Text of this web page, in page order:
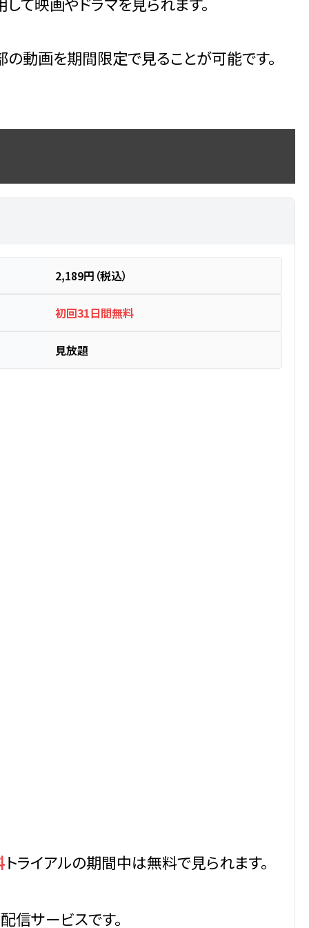
動画を期間限定で見ることが可能です。
2,189円（税込）
初回31日間無料
見放題
トライアルの期間中は無料で見られます。
信サービスです。